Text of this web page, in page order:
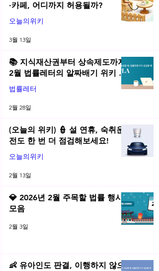
·카페, 어디까지 허용될까?
오늘의위키
3월 13일
📚 지식재산권부터 상속제도까지,
2월 법률레터의 알짜배기 위키 모
음! | 2026년 2월 네플라 법률레터
법률레터
2월 28일
(오늘의 위키) 👮 설 연휴, 숙취운
전도 한 번 더 점검해보세요!
오늘의위키
2월 13일
💎 2026년 2월 주목할 법률 행사
모음
2월 3일
👶 유아인도 판결, 이행하지 않으